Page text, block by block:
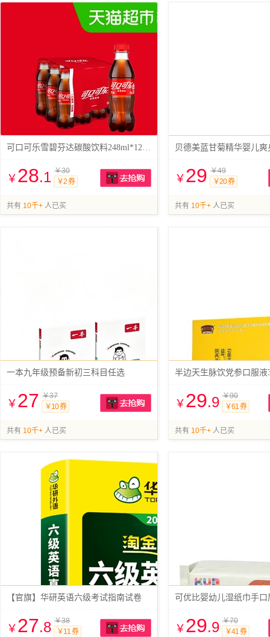
可口可乐雪碧芬达碳酸饮料248ml*12瓶*2箱
￥ 28.1 ￥30
￥2 券
共有 10千+ 人已买
贝德美蓝甘菊精华婴儿爽
￥ 29 ￥49
￥20 券
共有 10千+ 人已买
一本九年级预备新初三科目任选
￥ 27 ￥37
￥10 券
共有 10千+ 人已买
半边天生脉饮党参口服液
￥ 29.9 ￥90
￥61 券
共有 10千+ 人已买
【官旗】华研英语六级考试指南试卷
￥ 27.8 ￥38
￥11 券
可优比婴幼儿湿纸巾手口
￥ 29.9 ￥70
￥41 券